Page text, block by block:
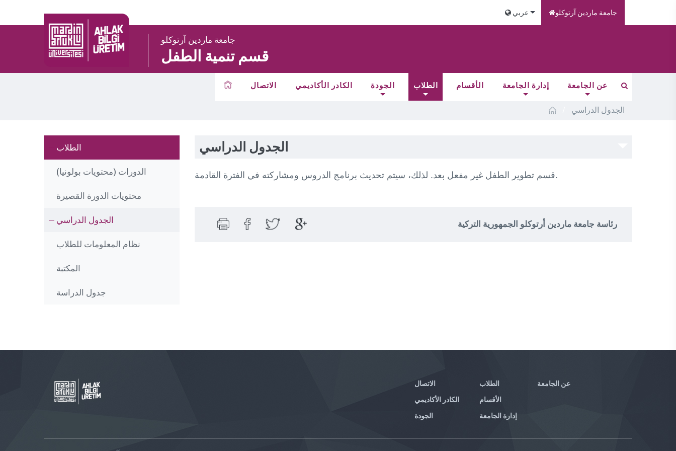
عربي جامعة ماردين آرتوكلو
جامعة ماردين آرتوكلو
قسم تنمية الطفل
الاتصال الكادر الأكاديمي الجودة الطلاب الأقسام إدارة الجامعة عن الجامعة
الجدول الدراسي
الطلاب
الدورات (محتويات بولونيا)
محتويات الدورة القصيرة
الجدول الدراسي
نظام المعلومات للطلاب
المكتبة
جدول الدراسة
الجدول الدراسي
قسم تطوير الطفل غير مفعل بعد. لذلك، سيتم تحديث برنامج الدروس ومشاركته في الفترة القادمة.
رئاسة جامعة ماردين أرتوكلو الجمهورية التركية
الاتصال
الكادر الأكاديمي
الجودة
الطلاب
الأقسام
إدارة الجامعة
عن الجامعة